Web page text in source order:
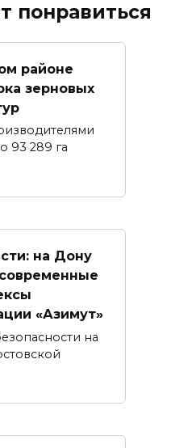
понравиться
районе
зерновых
93 289 га
на Дону
«Азимут»
на